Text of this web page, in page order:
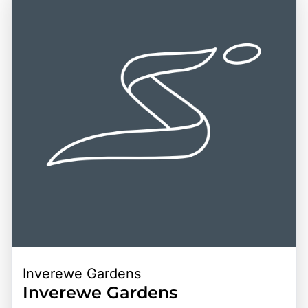
Kombination aus historischer Bedeutung, kulturellem Erbe
und der Möglichkeit, die schottische Landschaft zu
erleben, macht dieses Ziel zu einem unvergesslichen
Erlebnis für alle, die die Vielfalt und den Reichtum
Schottlands entdecken möchten.
kombiniert mit der Möglichkeit, die faszinierende Kultur
und die natürlichen Schönheiten der Highlands zu erleben,
macht dieses Ziel zu einem unvergesslichen Erlebnis für
alle, die die Vielfalt und den Reichtum der schottischen
Landschaft entdecken möchten.
Inverewe Gardens
Inverewe Gardens